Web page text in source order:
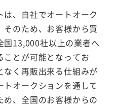
、自社でオートオーク
のため、お客様から買
国13,000社以上の業者へ
とが可能となってお
なく再販出来る仕組みが
オークションを通して
、全国のお客様からの